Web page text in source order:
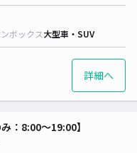
ボックス大型車・SUV
詳細へ
：8:00〜19:00】